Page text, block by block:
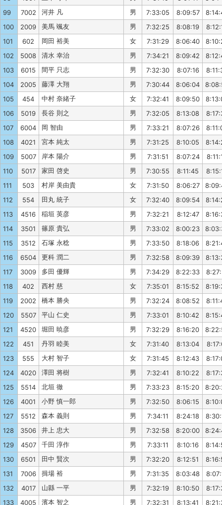
99
7002 河井 凡 男 7:33:05 8:09:57
100
2009 美馬 颯友 男 7:32:25 8:08:19
101
602 岡田 裕美 女 7:31:29 8:06:40
102
5008 清水 幸治 男 7:34:21 8:09:42
103
6015 間平 只志 男 7:32:30 8:07:16
104
2005 藤澤 大翔 男 7:30:44 8:06:04
105
454 中村 奈緒子 女 7:32:41 8:09:50
106
5019 長谷 則之 男 7:32:05 8:13:08
107
6004 岡 智由 男 7:33:21 8:07:26
108
4021 宮本 純太 男 7:31:25 8:10:05
109
5007 岸本 陽介 男 7:31:51 8:07:24
110
5017 家田 啓史 男 7:30:55 8:11:45
111
503 村岸 美由貴 女 7:31:50 8:06:27
112
554 田丸 統子 女 7:32:40 8:09:54
113
4516 稲垣 英彦 男 7:32:21 8:12:47
114
3501 篠原 貴弘 男 7:33:02 8:00:23
115
3512 石塚 永稔 男 7:33:50 8:18:06
116
6504 更科 潤二 男 7:32:58 8:09:39
117
3009 多田 優輝 男 7:34:29 8:22:33
118
402 西村 慈 女 7:35:01 8:15:52
119
2002 橋本 勝央 男 7:32:24 8:08:52
120
5507 平山 仁史 男 7:33:01 8:10:42
121
4520 堀田 暁彦 男 7:32:29 8:16:20
122
451 丹羽 睦美 女 7:31:40 8:13:04
123
555 大村 智子 女 7:31:45 8:12:43
124
4020 澤田 将樹 男 7:32:41 8:10:22
125
5514 北垣 徹 男 7:33:23 8:15:20
126
4001 小野 慎一郎 男 7:32:50 8:06:15
127
5512 森本 義則 男 7:34:11 8:24:18
128
3506 井上 忠大 男 7:32:58 8:20:00
129
4507 千田 淳作 男 7:33:11 8:10:16
130
6501 田中 賢次 男 7:32:20 8:12:51
131
7006 揖場 裕 男 7:31:35 8:03:48
132
4017 山縣 一平 男 7:32:19 8:10:50
133
4005 濱本 智之 男 7:32:31 8:13:41